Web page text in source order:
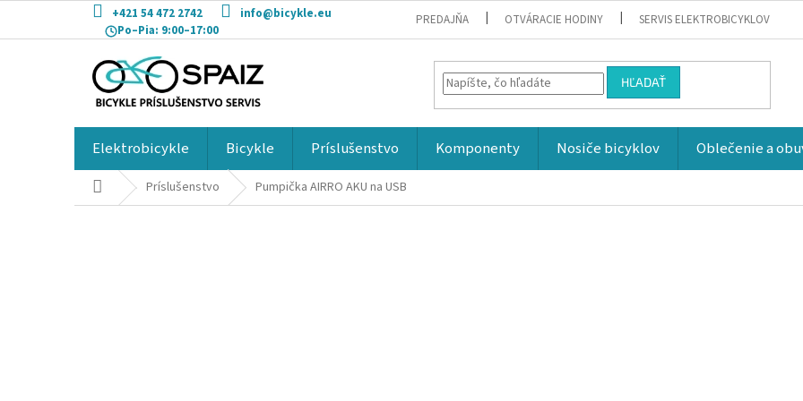
obsah
+421 54 472 2742
info@bicykle.eu
Po–Pia: 9:00–17:00
PREDAJŇA OTVÁRACIE HODINY SERVIS ELEKTROBICYKLOV
HĽADAŤ
Elektrobicykle Bicykle Príslušenstvo Komponenty Nosiče bicyklov Oblečenie a
DomovPríslušenstvo Pumpička AIRRO AKU na USB